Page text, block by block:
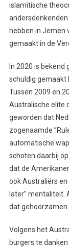
islamitische
hebben in Jemen
gemaakt in de
In 2020 is
schuldig gemaakt
Tussen 2009 en
Australische elite
geworden dat
zogenaamde
automatische
schoten daarbij
dat de
ook Australiërs
later” mentaliteit.
dat gehoorzamen
Volgens het
burgers te